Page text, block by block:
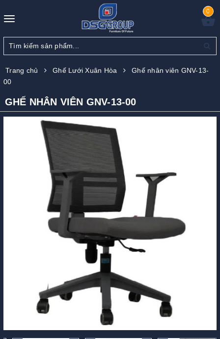
Toggle
0
Trang chủ Ghế Lưới Xuân Hòa
Ghế nhân viên GNV-13-
00
GHẾ NHÂN VIÊN GNV-13-00